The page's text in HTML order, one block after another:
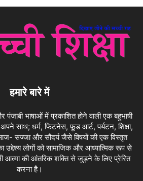
हमारे बारे में
पंजाबी भाषाओं में प्रकाशित होने वाली एक बहुभाषी
साथ; धर्म, फिटनेस, फ़ूड आर्ट, पर्यटन, शिक्षा,
सज्जा और सौंदर्य जैसे विषयों की एक विस्तृत
उद्देश्य लोगों को सामाजिक और आध्यात्मिक रूप से
आत्मा की आंतरिक शक्ति से जुड़ने के लिए प्रेरित
करना है।